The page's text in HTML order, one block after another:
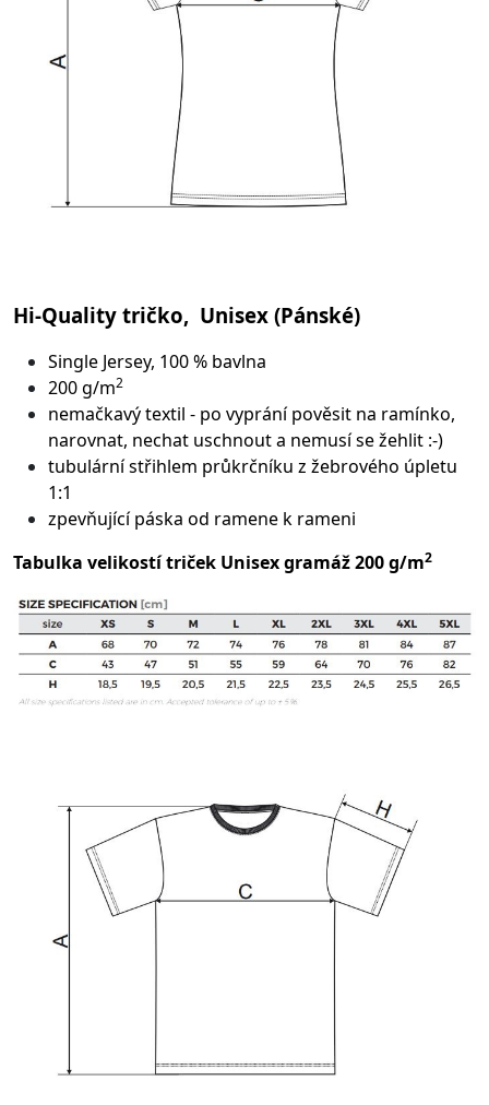
Hi-Quality tričko, Unisex (Pánské)
Single Jersey, 100 % bavlna
200 g/m2
nemačkavý textil - po vyprání pověsit na ramínko,
narovnat, nechat uschnout a nemusí se žehlit :-)
tubulární střihlem průkrčníku z žebrového úpletu
1:1
zpevňující páska od ramene k rameni
Tabulka velikostí triček Unisex gramáž 200 g/m2